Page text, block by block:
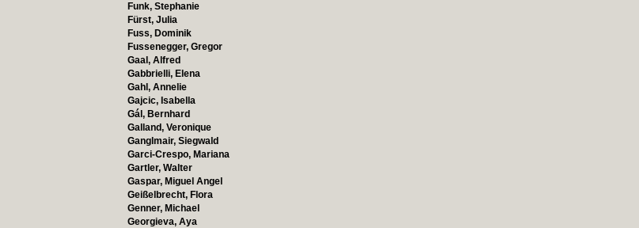
Funk, Stephanie
Fürst, Julia
Fuss, Dominik
Fussenegger, Gregor
Gaal, Alfred
Gabbrielli, Elena
Gahl, Annelie
Gajcic, Isabella
Gál, Bernhard
Galland, Veronique
Ganglmair, Siegwald
Garci-Crespo, Mariana
Gartler, Walter
Gaspar, Miguel Angel
Geißelbrecht, Flora
Genner, Michael
Georgieva, Aya